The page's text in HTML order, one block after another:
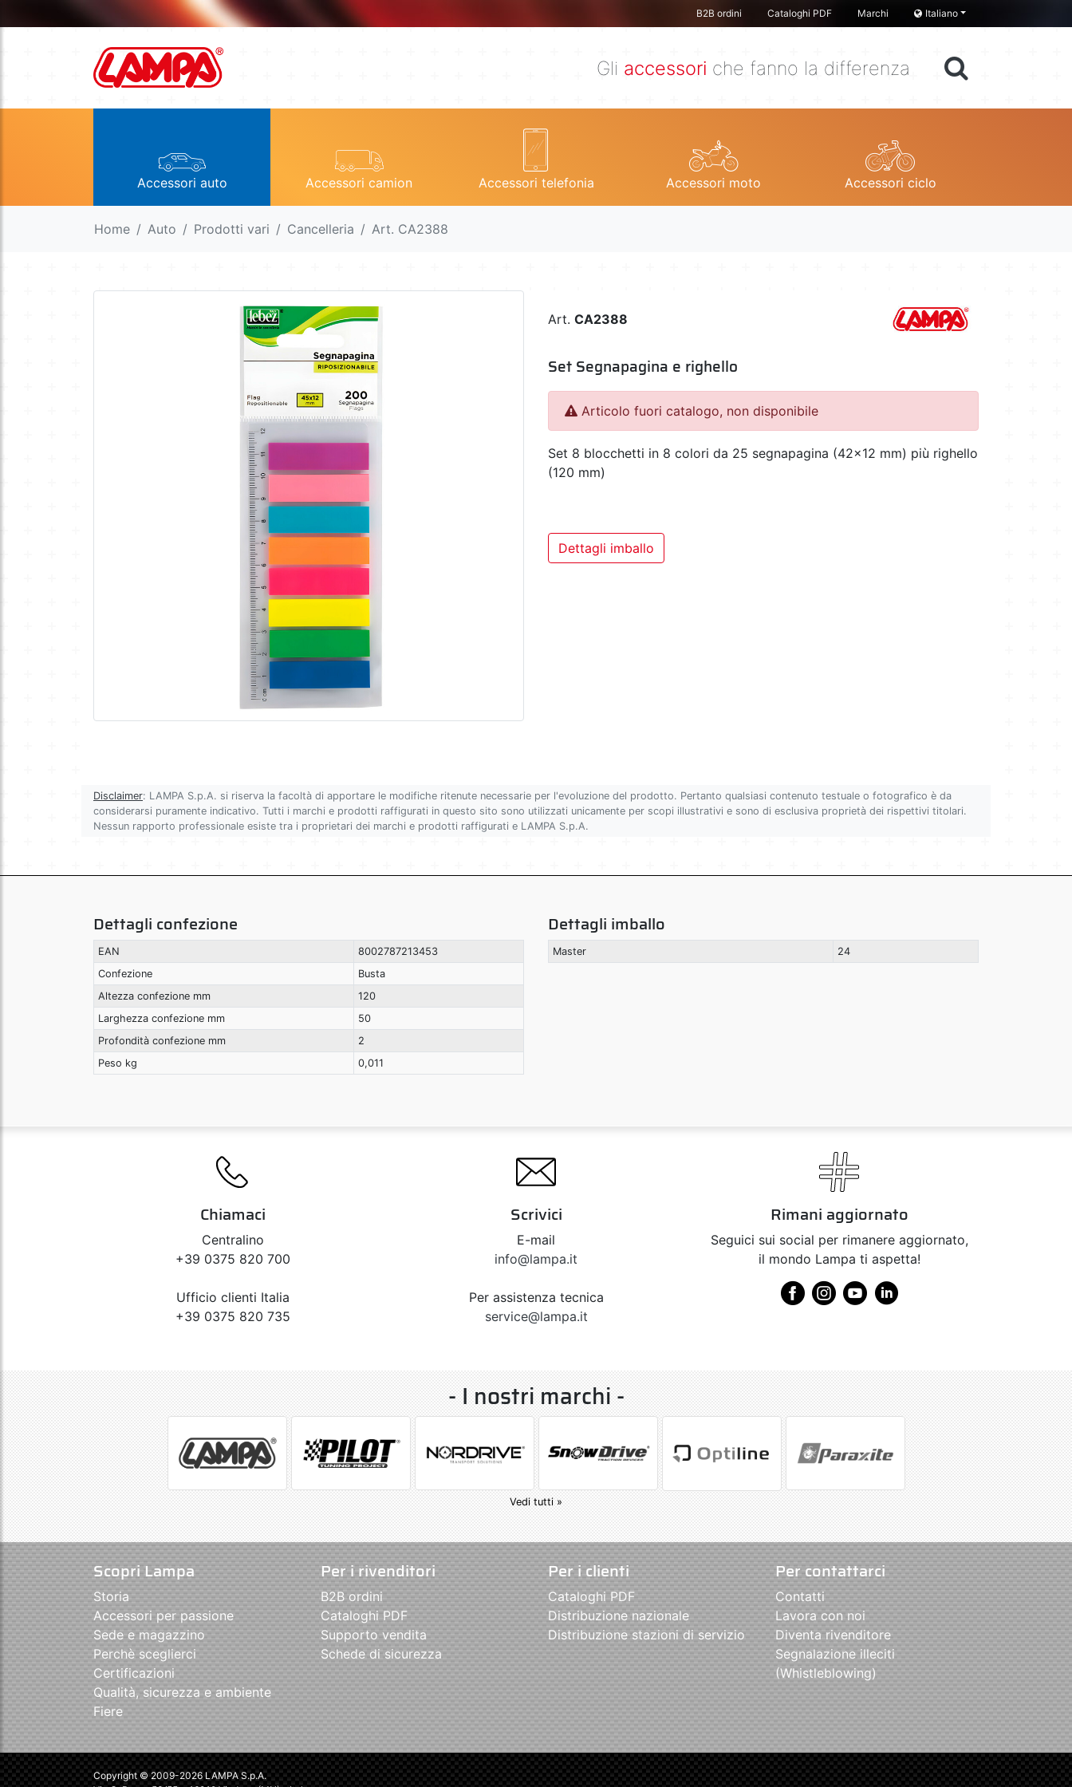
B2B ordini Cataloghi PDF Marchi Italiano
Gli accessori che fanno la differenza
Accessori auto Accessori camion Accessori telefonia Accessori moto Accessori ciclo
Home Auto Prodotti vari Cancelleria Art. CA2388
Art. CA2388
Set Segnapagina e righello
Articolo fuori catalogo, non disponibile
Set 8 blocchetti in 8 colori da 25 segnapagina (42x12 mm) più righello
(120 mm)
Dettagli imballo
Disclaimer: LAMPA S.p.A. si riserva la facoltà di apportare le modifiche ritenute necessarie per l'evoluzione del prodotto. Pertanto qualsiasi contenuto testuale o fotografico è da
considerarsi puramente indicativo. Tutti i marchi e prodotti raffigurati in questo sito sono utilizzati unicamente per scopi illustrativi e sono di esclusiva proprietà dei rispettivi titolari.
Nessun rapporto professionale esiste tra i proprietari dei marchi e prodotti raffigurati e LAMPA S.p.A.
Dettagli confezione
EAN
8002787213453
Confezione
Busta
Altezza confezione mm
120
Larghezza confezione mm
50
Profondità confezione mm
2
Peso kg
0,011
Dettagli imballo
Master 24
Chiamaci
Centralino
+39 0375 820 700
Ufficio clienti Italia
+39 0375 820 735
Scrivici
E-mail
info@lampa.it
Per assistenza tecnica
service@lampa.it
Rimani aggiornato
Seguici sui social per rimanere aggiornato,
il mondo Lampa ti aspetta!
- I nostri marchi -
Vedi tutti »
Scopri Lampa
Storia
Accessori per passione
Sede e magazzino
Perchè sceglierci
Certificazioni
Qualità, sicurezza e ambiente
Fiere
Per i rivenditori
B2B ordini
Cataloghi PDF
Supporto vendita
Schede di sicurezza
Per i clienti
Cataloghi PDF
Distribuzione nazionale
Distribuzione stazioni di servizio
Per contattarci
Contatti
Lavora con noi
Diventa rivenditore
Segnalazione illeciti
(Whistleblowing)
Copyright © 2009-2026 LAMPA S.p.A.